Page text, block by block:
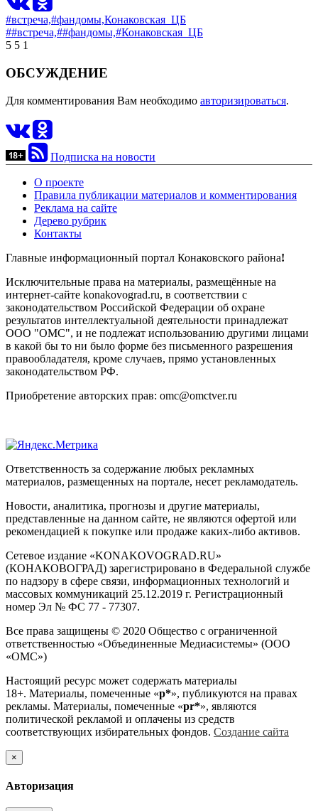
#встреча,#фандомы,Конаковская_ЦБ
##встреча,##фандомы,#Конаковская_ЦБ
5 5 1
ОБСУЖДЕНИЕ
Для комментирования Вам необходимо авторизироваться.
Подписка на новости
О проекте
Правила публикации материалов и комментирования
Реклама на сайте
Дерево рубрик
Контакты
Главные информационный портал Конаковского района!
Исключительные права на материалы, размещённые на
интернет-сайте konakovograd.ru, в соответствии с
законодательством Российской Федерации об охране
результатов интеллектуальной деятельности принадлежат
ООО "ОМС", и не подлежат использованию другими лицами
в какой бы то ни было форме без письменного разрешения
правообладателя, кроме случаев, прямо установленных
законодательством РФ.
Приобретение авторских прав: omc@omctver.ru
Ответственность за содержание любых рекламных
материалов, размещенных на портале, несет рекламодатель.
Новости, аналитика, прогнозы и другие материалы,
представленные на данном сайте, не являются офертой или
рекомендацией к покупке или продаже каких-либо активов.
Сетевое издание «KONAKOVOGRAD.RU»
(КОНАКОВОГРАД) зарегистрировано в Федеральной службе
по надзору в сфере связи, информационных технологий и
массовых коммуникаций 25.12.2019 г. Регистрационный
номер Эл № ФС 77 - 77307.
Все права защищены © 2020 Общество с ограниченной
ответственностью «Объединенные Медиасистемы» (ООО
«ОМС»)
Настоящий ресурс может содержать материалы
18+. Материалы, помеченные «р*», публикуются на правах
рекламы. Материалы, помеченные «рr*», являются
политической рекламой и оплачены из средств
соответствующих избирательных фондов. Создание сайта
×
Авторизация